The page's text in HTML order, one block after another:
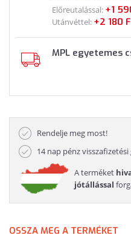
Előreutalással: +1
Utánvéttel: +2 180
MPL egyetemes
Rendelje meg most!
14 nap pénz
A terméket
jótállással
OSSZA MEG A TERMÉKET